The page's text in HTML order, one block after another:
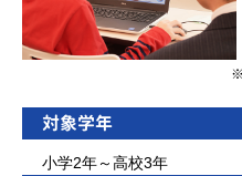
※
対象学年
小学2年～高校3年